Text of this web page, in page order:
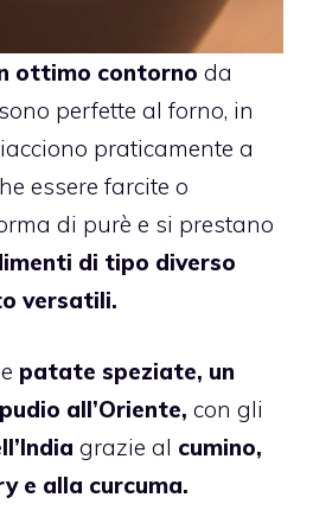
ottimo contorno da
perfette al forno, in
praticamente a
essere farcite o
di purè e si prestano
di tipo diverso
versatili.
patate speziate, un
all’Oriente, con gli
grazie al cumino,
e alla curcuma.